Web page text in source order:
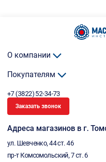
О компании
Покупателям
+7 (3822) 52-34-73
Заказать звонок
Адреса магазинов в г.
ул. Шевченко, 44 ст. 46
пр-т Комсомольский, 7 ст. 6